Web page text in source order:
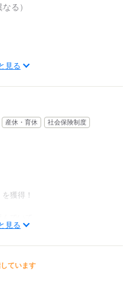
ちゃいます。
）
る）
する
見る
産休・育休
社会保険制度
獲得！
変化。
りました！
見る
ています